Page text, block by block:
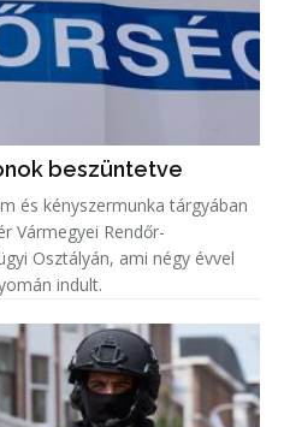
beszüntetve
és kényszermunka tárgyában
Vármegyei Rendőr-
Osztályán, ami négy évvel
indult.